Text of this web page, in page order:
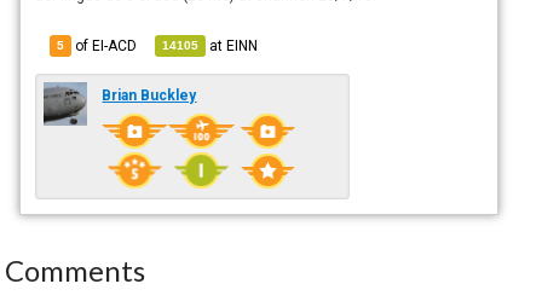
5 of EI-ACD 14105 atEINN
Brian Buckley
Comments